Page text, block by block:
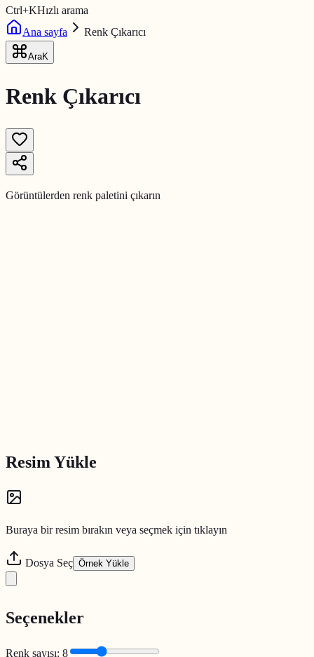
Ctrl+KHızlı arama
Ana sayfa
Renk Çıkarıcı
AraK
Renk Çıkarıcı
Görüntülerden renk paletini çıkarın
Resim Yükle
Buraya bir resim bırakın veya seçmek için tıklayın
Dosya Seç Örnek Yükle
Seçenekler
Renk sayısı: 8